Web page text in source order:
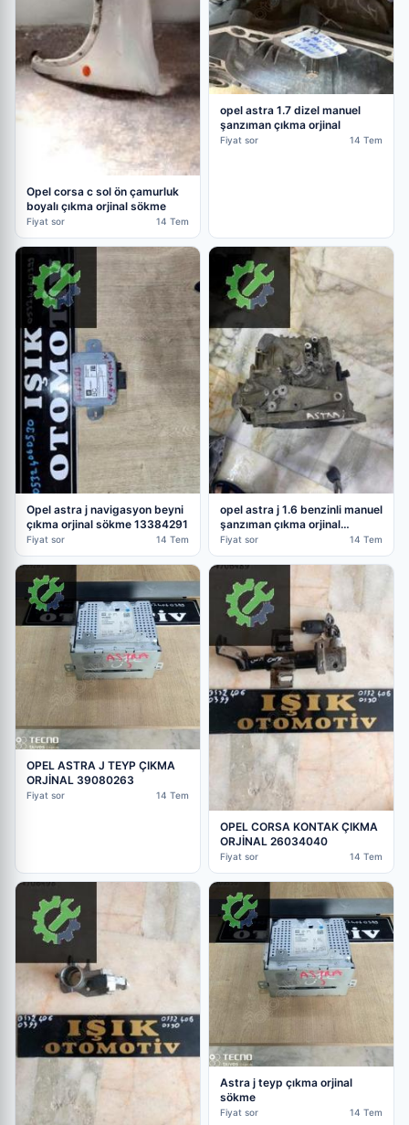
Opel corsa c sol ön çamurluk
boyalı çıkma orjinal sökme
Fiyat sor 14 Tem
opel astra 1.7 dizel manuel
şanzıman çıkma orjinal
Fiyat sor 14 Tem
Opel astra j navigasyon beyni
çıkma orjinal sökme 13384291
Fiyat sor 14 Tem
opel astra j 1.6 benzinli manuel
şanzıman çıkma orjinal
garantili
Fiyat sor 14 Tem
OPEL ASTRA J TEYP ÇIKMA
ORJİNAL 39080263
Fiyat sor 14 Tem
OPEL CORSA KONTAK ÇIKMA
ORJİNAL 26034040
Fiyat sor 14 Tem
Astra j teyp çıkma orjinal
sökme
Fiyat sor 14 Tem